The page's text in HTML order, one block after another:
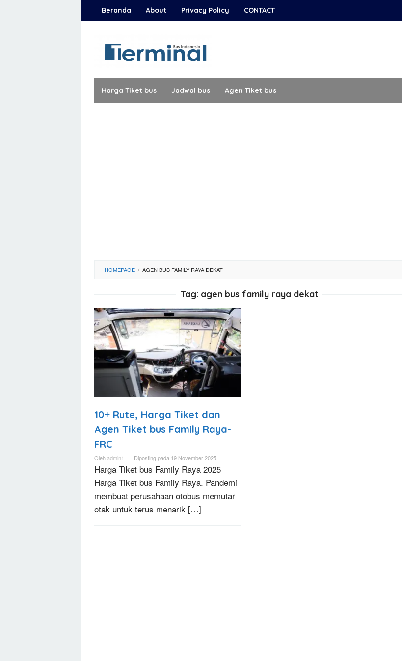
Loncat
ke
Beranda About Privacy Policy CONTACT
Harga Tiket bus Jadwal bus Agen Tiket bus
HOMEPAGE / AGEN BUS FAMILY RAYA DEKAT
Tag: agen bus family raya dekat
10+ Rute, Harga Tiket dan
Agen Tiket bus Family Raya-
FRC
Olehadmin1 Diposting pada 19 November 2025
Harga Tiket bus Family Raya 2025
Harga Tiket bus Family Raya. Pandemi
membuat perusahaan otobus memutar
otak untuk terus menarik […]